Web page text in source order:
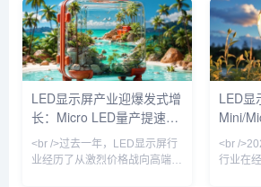
LED显示屏产业迎爆发式增
长：Micro LED量产提速，
户外广告与虚拟拍摄成双引
擎
<br />过去一年，LED显示屏行
业经历了从激烈价格战向高端技
LED显
Mini/
道，
局重构
<br /
行业在